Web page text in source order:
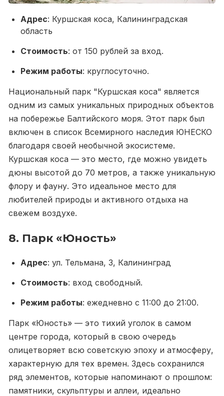
Адрес: Куршская коса, Калининградская
область
Стоимость: от 150 рублей за вход.
Режим работы: круглосуточно.
Национальный парк "Куршская коса" является
одним из самых уникальных природных объектов
на побережье Балтийского моря. Этот парк был
включен в список Всемирного наследия ЮНЕСКО
благодаря своей необычной экосистеме.
Куршская коса — это место, где можно увидеть
дюны высотой до 70 метров, а также уникальную
флору и фауну. Это идеальное место для
любителей природы и активного отдыха на
свежем воздухе.
8. Парк «Юность»
Адрес: ул. Тельмана, 3, Калининград
Стоимость: вход свободный.
Режим работы: ежедневно с 11:00 до 21:00.
Парк «Юность» — это тихий уголок в самом
центре города, который в свою очередь
олицетворяет всю советскую эпоху и атмосферу,
характерную для тех времен. Здесь сохранился
ряд элементов, которые напоминают о прошлом:
памятники, скульптуры и аллеи, идеально